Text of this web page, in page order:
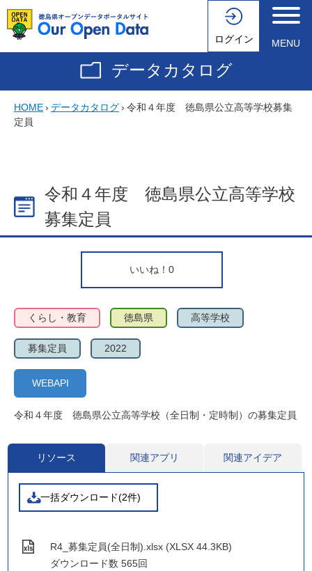
ログイン MENU
データカタログ
HOME› データカタログ› 令和４年度 徳島県公立高等学校募集
定員
令和４年度 徳島県公立高等学校
募集定員
いいね！ 0
くらし・教育 徳島県 高等学校
募集定員 2022
WEBAPI
令和４年度 徳島県公立高等学校（全日制・定時制）の募集定員
リソース 関連アプリ 関連アイデア
一括ダウンロード(2件)
R4_募集定員(全日制).xlsx (XLSX 44.3KB)
ダウンロード数 565回